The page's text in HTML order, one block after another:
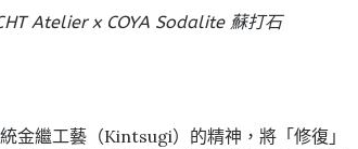
Atelier x COYA Sodalite 蘇打石
金繼工藝（Kintsugi）的精神，將「修復」